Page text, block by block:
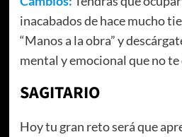
inacabados de hace mucho
“Manos a la obra” y
mental y emocional que no te
SAGITARIO
Hoy tu gran reto será que